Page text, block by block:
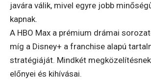
javára válik, mivel egyre jobb
kapnak.
A HBO Max a prémium drámai
míg a Disney+ a franchise alapú
stratégiáját. Mindkét
előnyei és kihívásai.